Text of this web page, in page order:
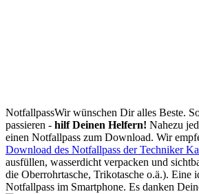
NotfallpassWir wünschen Dir alles Beste.
passieren - hilf Deinen Helfern! Nahezu
einen Notfallpass zum Download. Wir
Download des Notfallpass der Techniker
ausfüllen, wasserdicht verpacken und
die Oberrohrtasche, Trikotasche o.ä.). Eine
Notfallpass im Smartphone. Es danken